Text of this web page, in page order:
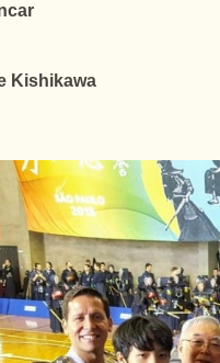
Kishikawa